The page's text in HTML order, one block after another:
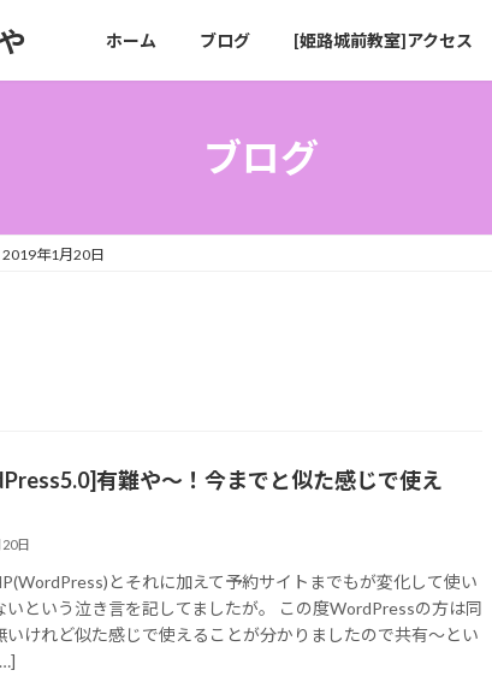
ホーム ブログ [姫路城前教室]アクセス
ブログ
2019年1月20日
有難や〜！今までと似た感じで使え
日
とそれに加えて予約サイトまでもが変化して使い
いという泣き言を記してましたが。 この度WordPressの方は同
いけれど似た感じで使えることが分かりましたので共有〜とい